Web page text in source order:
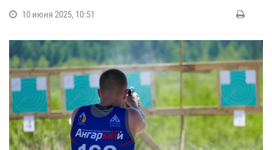
10 июня 2025, 10:51